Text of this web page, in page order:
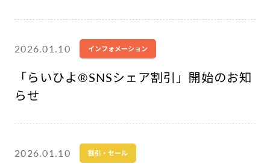
2026.01.10 インフォメーション
「らいひよ®︎SNSシェア割引」開始のお知
らせ
2026.01.10 割引・セール